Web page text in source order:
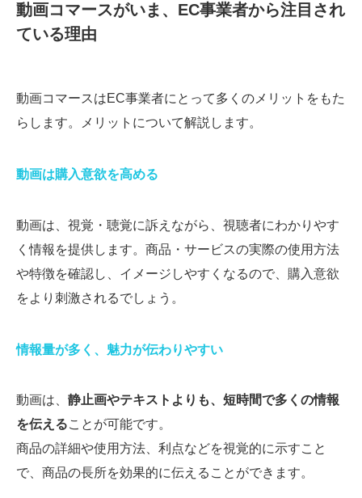
動画コマースがいま、EC事業者から注目され
ている理由
動画コマースはEC事業者にとって多くのメリットをもた
らします。メリットについて解説します。
動画は購入意欲を高める
動画は、視覚・聴覚に訴えながら、視聴者にわかりやす
く情報を提供します。商品・サービスの実際の使用方法
や特徴を確認し、イメージしやすくなるので、購入意欲
をより刺激されるでしょう。
情報量が多く、魅力が伝わりやすい
動画は、 静止画やテキストよりも、短時間で多くの情報
を伝えることが可能です。
商品の詳細や使用方法、利点などを視覚的に示すこと
で、商品の長所を効果的に伝えることができます。